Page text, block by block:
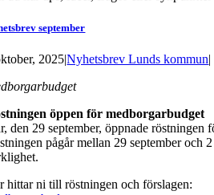
september
2025|Nyhetsbrev Lunds kommun|
öppen för medborgarbudget
den 29 september, öppnade
pågår mellan 29 september och
hittar ni till röstningen och förslagen: